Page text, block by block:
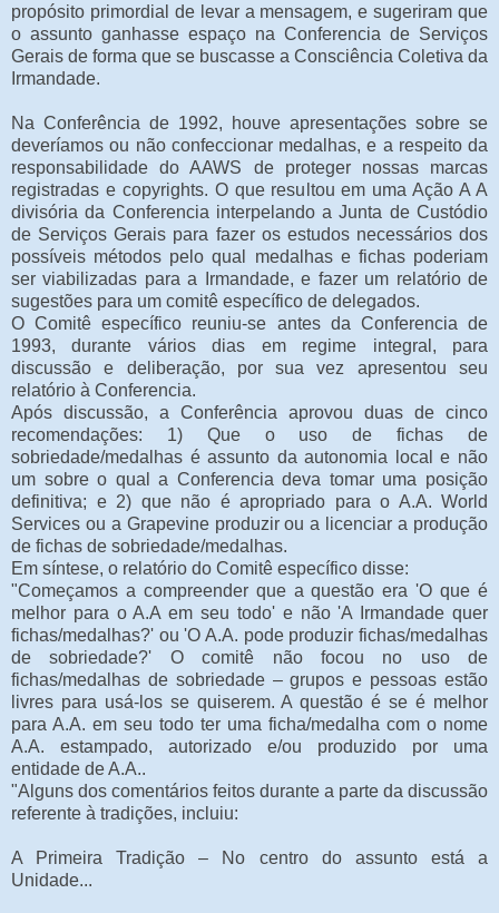
propósito primordial de levar a mensagem, e sugeriram que
o assunto ganhasse espaço na Conferencia de Serviços
Gerais de forma que se buscasse a Consciência Coletiva da
Irmandade.
Na Conferência de 1992, houve apresentações sobre se
deveríamos ou não confeccionar medalhas, e a respeito da
responsabilidade do AAWS de proteger nossas marcas
registradas e copyrights. O que resultou em uma Ação A A
divisória da Conferencia interpelando a Junta de Custódio
de Serviços Gerais para fazer os estudos necessários dos
possíveis métodos pelo qual medalhas e fichas poderiam
ser viabilizadas para a Irmandade, e fazer um relatório de
sugestões para um comitê específico de delegados.
O Comitê específico reuniu-se antes da Conferencia de
1993, durante vários dias em regime integral, para
discussão e deliberação, por sua vez apresentou seu
relatório à Conferencia.
Após discussão, a Conferência aprovou duas de cinco
recomendações: 1) Que o uso de fichas de
sobriedade/medalhas é assunto da autonomia local e não
um sobre o qual a Conferencia deva tomar uma posição
definitiva; e 2) que não é apropriado para o A.A. World
Services ou a Grapevine produzir ou a licenciar a produção
de fichas de sobriedade/medalhas.
Em síntese, o relatório do Comitê específico disse:
"Começamos a compreender que a questão era 'O que é
melhor para o A.A em seu todo' e não 'A Irmandade quer
fichas/medalhas?' ou 'O A.A. pode produzir fichas/medalhas
de sobriedade?' O comitê não focou no uso de
fichas/medalhas de sobriedade – grupos e pessoas estão
livres para usá-los se quiserem. A questão é se é melhor
para A.A. em seu todo ter uma ficha/medalha com o nome
A.A. estampado, autorizado e/ou produzido por uma
entidade de A.A..
"Alguns dos comentários feitos durante a parte da discussão
referente à tradições, incluiu:
A Primeira Tradição – No centro do assunto está a
Unidade...